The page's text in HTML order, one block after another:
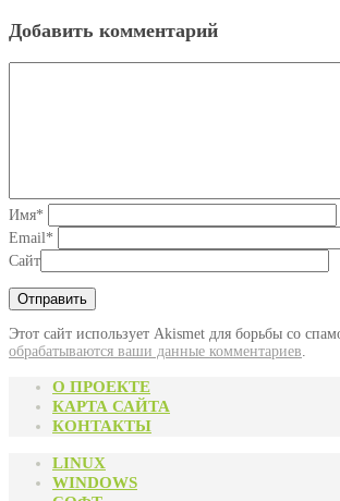
Добавить комментарий
Имя*
Email*
Сайт
Этот сайт использует Akismet для борьбы со
обрабатываются ваши данные комментариев
О ПРОЕКТЕ
КАРТА САЙТА
КОНТАКТЫ
LINUX
WINDOWS